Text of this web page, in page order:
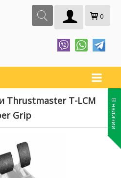
0
Thrustmaster T-LCM
Grip
В наличии